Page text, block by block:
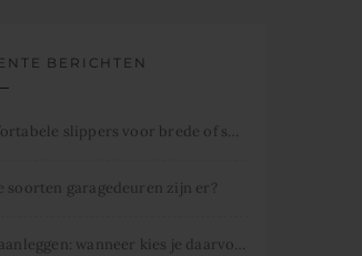
BERICHTEN
Comfortabele slippers voor brede of smalle voeten
soorten garagedeuren zijn er?
Tuin aanleggen: wanneer kies je daarvoor